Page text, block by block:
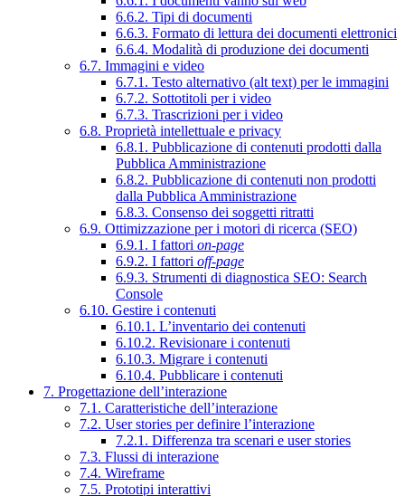
6.6.2. Tipi di documenti
6.6.3. Formato di lettura dei documenti elettronici
6.6.4. Modalità di produzione dei documenti
6.7. Immagini e video
6.7.1. Testo alternativo (alt text) per le immagini
6.7.2. Sottotitoli per i video
6.7.3. Trascrizioni per i video
6.8. Proprietà intellettuale e privacy
6.8.1. Pubblicazione di contenuti prodotti dalla
Pubblica Amministrazione
6.8.2. Pubblicazione di contenuti non prodotti
dalla Pubblica Amministrazione
6.8.3. Consenso dei soggetti ritratti
6.9. Ottimizzazione per i motori di ricerca (SEO)
6.9.1. I fattori on-page
6.9.2. I fattori off-page
6.9.3. Strumenti di diagnostica SEO: Search
Console
6.10. Gestire i contenuti
6.10.1. L’inventario dei contenuti
6.10.2. Revisionare i contenuti
6.10.3. Migrare i contenuti
6.10.4. Pubblicare i contenuti
7. Progettazione dell’interazione
7.1. Caratteristiche dell’interazione
7.2. User stories per definire l’interazione
7.2.1. Differenza tra scenari e user stories
7.3. Flussi di interazione
7.4. Wireframe
7.5. Prototipi interattivi